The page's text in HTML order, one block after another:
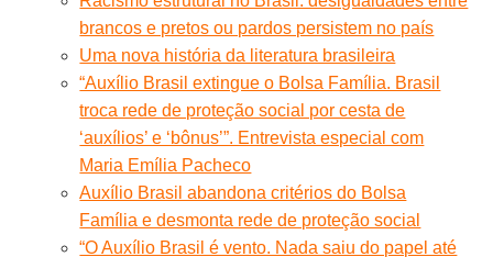
brancos e pretos ou pardos persistem no país
Uma nova história da literatura brasileira
“Auxílio Brasil extingue o Bolsa Família. Brasil
troca rede de proteção social por cesta de
‘auxílios’ e ‘bônus’”. Entrevista especial com
Maria Emília Pacheco
Auxílio Brasil abandona critérios do Bolsa
Família e desmonta rede de proteção social
“O Auxílio Brasil é vento. Nada saiu do papel até